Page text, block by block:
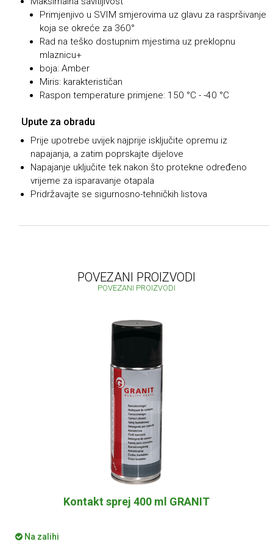
Primjenjivo u SVIM smjerovima uz glavu za raspršivanje
koja se okreće za 360°
Rad na teško dostupnim mjestima uz preklopnu
mlaznicu+
boja: Amber
Miris: karakterističan
Raspon temperature primjene: 150 °C - -40 °C
Upute za obradu
Prije upotrebe uvijek najprije isključite opremu iz
napajanja, a zatim poprskajte dijelove
Napajanje uključite tek nakon što protekne određeno
vrijeme za isparavanje otapala
Pridržavajte se sigurnosno-tehničkih listova
POVEZANI PROIZVODI
POVEZANI PROIZVODI
Kontakt sprej 400 ml GRANIT
Na zalihi